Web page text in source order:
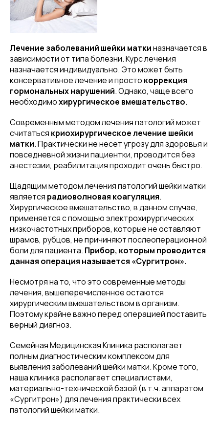
Лечение заболеваний шейки маткиназначается в
зависимости от типа болезни. Курс лечения
назначается индивидуально. Это может быть
консервативное лечение и просто коррекция
гормональных нарушений. Однако, чаще всего
необходимохирургическое вмешательство.
Современным методом лечения патологий может
считаться криохирургическое лечение шейки
матки. Практически не несет угрозу для здоровья и
повседневной жизни пациентки, проводится без
анестезии, реабилитация проходит очень быстро.
Щадящим методом лечения патологий шейки матки
является радиоволновая коагуляция.
Хирургическое вмешательство, в данном случае,
применяется с помощью электрохирургических
низкочастотных приборов, которые не оставляют
шрамов, рубцов, не причиняют послеоперационной
боли для пациента. Прибор, которым проводится
данная операция называется «Сургитрон».
Несмотря на то, что это современные методы
лечения, вышеперечисленное остаются
хирургическим вмешательством в организм.
Поэтому крайне важно перед операцией поставить
верный диагноз.
Семейная Медицинская Клиника располагает
полным диагностическим комплексом для
выявления заболеваний шейки матки. Кроме того,
наша клиника располагает специалистами,
материально-технической базой (в т.ч. аппаратом
«Сургитрон») для лечения практически всех
патологий шейки матки.